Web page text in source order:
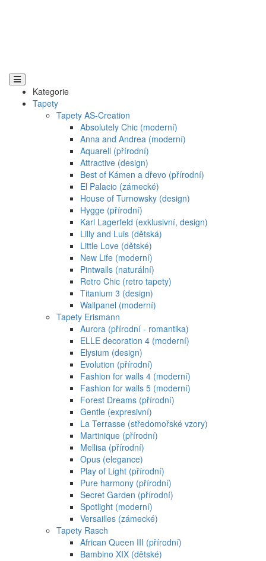
Kategorie
Tapety
Tapety AS-Creation
Absolutely Chic (moderní)
Anna and Andrea (moderní)
Aquarell (přírodní)
Attractive (design)
Best of Kámen a dřevo (přírodní)
El Palacio (zámecké)
House of Turnowsky (design)
Hygge (přírodní)
Karl Lagerfeld (exklusivní, design)
Lilly and Luis (dětská)
Little Love (dětské)
New Life (moderní)
Pintwalls (naturální)
Retro Chic (retro tapety)
Titanium 3 (design)
Wallpanel (moderní)
Tapety Erismann
Aurora (přírodní - romantika)
ELLE decoration 4 (moderní)
Elysium (design)
Evolution (přírodní)
Fashion for walls 4 (moderní)
Fashion for walls 5 (moderní)
Forest Dreams (přírodní)
Gentle (expresivní)
La Terrasse (středomořské vzory)
Martinique (přírodní)
Mellisa (přírodní)
Opus (elegance)
Play of Light (přírodní)
Pure harmony (přírodní)
Secret Garden (přírodní)
Spotlight (moderní)
Versailles (zámecké)
Tapety Rasch
African Queen III (přírodní)
Bambino XIX (dětské)